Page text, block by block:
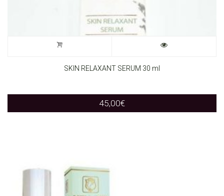
SKIN RELAXANT SERUM 30 ml
45,00€